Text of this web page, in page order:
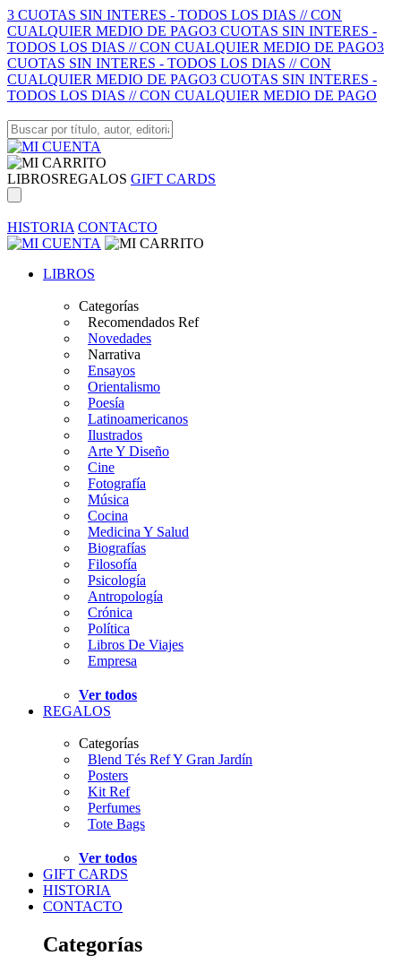
3 CUOTAS SIN INTERES - TODOS LOS DIAS // CON
CUALQUIER MEDIO DE PAGO3 CUOTAS SIN INTERES -
TODOS LOS DIAS // CON CUALQUIER MEDIO DE PAGO3
CUOTAS SIN INTERES - TODOS LOS DIAS // CON
CUALQUIER MEDIO DE PAGO3 CUOTAS SIN INTERES -
TODOS LOS DIAS // CON CUALQUIER MEDIO DE PAGO
LIBROSREGALOS GIFT CARDS
HISTORIA CONTACTO
LIBROS
Categorías
Recomendados Ref
Novedades
Narrativa
Ensayos
Orientalismo
Poesía
Latinoamericanos
Ilustrados
Arte Y Diseño
Cine
Fotografía
Música
Cocina
Medicina Y Salud
Biografías
Filosofía
Psicología
Antropología
Crónica
Política
Libros De Viajes
Empresa
Ver todos
REGALOS
Categorías
Blend Tés Ref Y Gran Jardín
Posters
Kit Ref
Perfumes
Tote Bags
Ver todos
GIFT CARDS
HISTORIA
CONTACTO
Categorías